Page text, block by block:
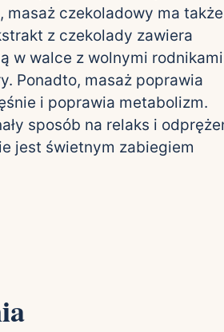
masaż czekoladowy ma także
z czekolady zawiera
w walce z wolnymi
Ponadto, masaż poprawia
i poprawia metabolizm.
sposób na relaks i
jest świetnym zabiegiem